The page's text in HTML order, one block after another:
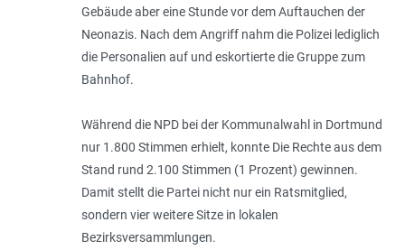
Gebäude aber eine Stunde vor dem Auftauchen der
Neonazis. Nach dem Angriff nahm die Polizei lediglich
die Personalien auf und eskortierte die Gruppe zum
Bahnhof.
Während die NPD bei der Kommunalwahl in Dortmund
nur 1.800 Stimmen erhielt, konnte Die Rechte aus dem
Stand rund 2.100 Stimmen (1 Prozent) gewinnen.
Damit stellt die Partei nicht nur ein Ratsmitglied,
sondern vier weitere Sitze in lokalen
Bezirksversammlungen.